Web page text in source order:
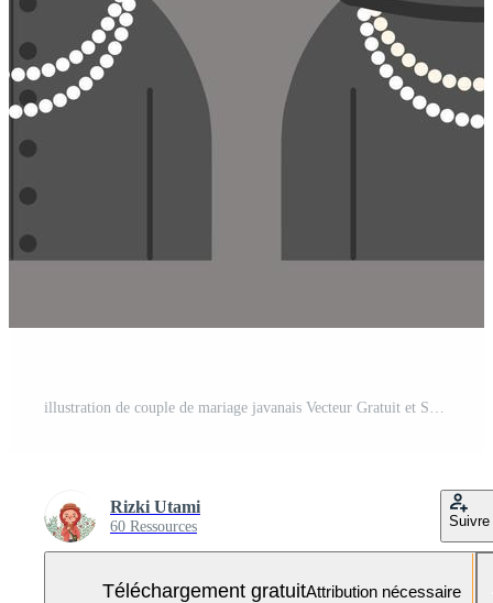
illustration de couple de mariage javanais Vecteur Gratuit et SVG Gratuit
Rizki Utami
60 Ressources Suivre
Téléchargement gratuitAttribution nécessaire